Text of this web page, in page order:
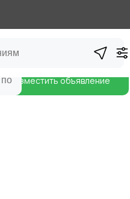
Разместить объявление